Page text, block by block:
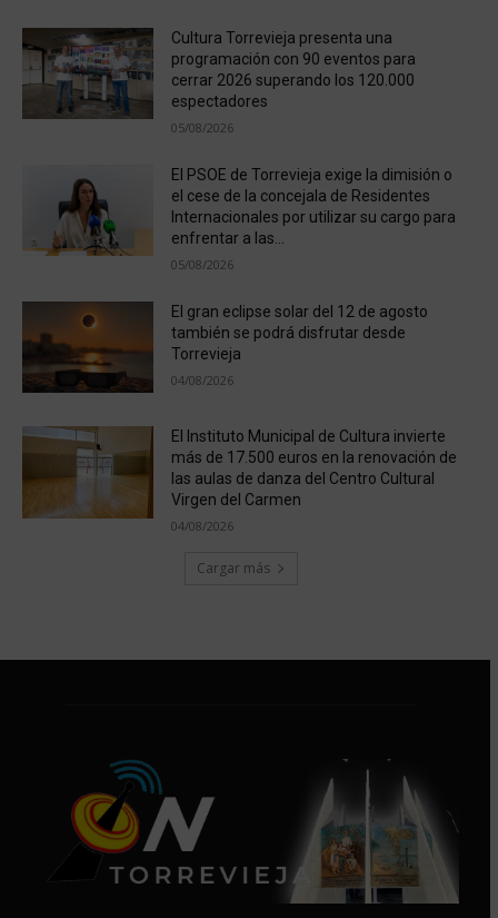
Cultura Torrevieja presenta una
programación con 90 eventos para
cerrar 2026 superando los 120.000
espectadores
05/08/2026
El PSOE de Torrevieja exige la dimisión o
el cese de la concejala de Residentes
Internacionales por utilizar su cargo para
enfrentar a las...
05/08/2026
El gran eclipse solar del 12 de agosto
también se podrá disfrutar desde
Torrevieja
04/08/2026
El Instituto Municipal de Cultura invierte
más de 17.500 euros en la renovación de
las aulas de danza del Centro Cultural
Virgen del Carmen
04/08/2026
Cargar más